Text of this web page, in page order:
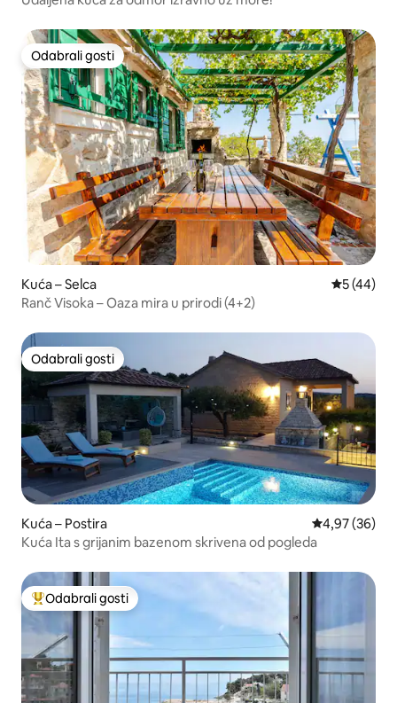
Odabrali gosti
Odabrali gosti
Kuća – Selca Prosječna
5 (44)
Ranč Visoka – Oaza mira u prirodi (4+2)
Odabrali gosti
Odabrali gosti
Kuća – Postira Prosječna
4,97 (36)
Kuća Ita s grijanim bazenom skrivena od pogleda
Među najviše rangiranima s oznakom „Odabrali gosti”
Odabrali gosti